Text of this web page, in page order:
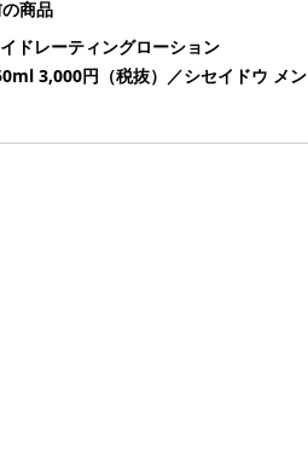
商品
ドレーティングローション
3,000円（税抜）／シセイドウ メン